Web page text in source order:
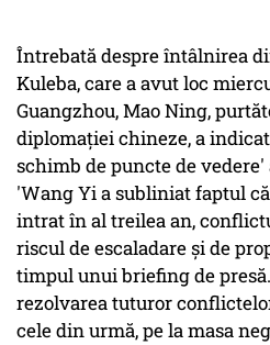
Întrebată despre întâlnirea
Kuleba, care a avut loc
Guangzhou, Mao Ning,
diplomaţiei chineze, a
schimb de puncte de
'Wang Yi a subliniat faptul
intrat în al treilea an,
riscul de escaladare şi de
timpul unui briefing de
rezolvarea tuturor
cele din urmă, pe la masa